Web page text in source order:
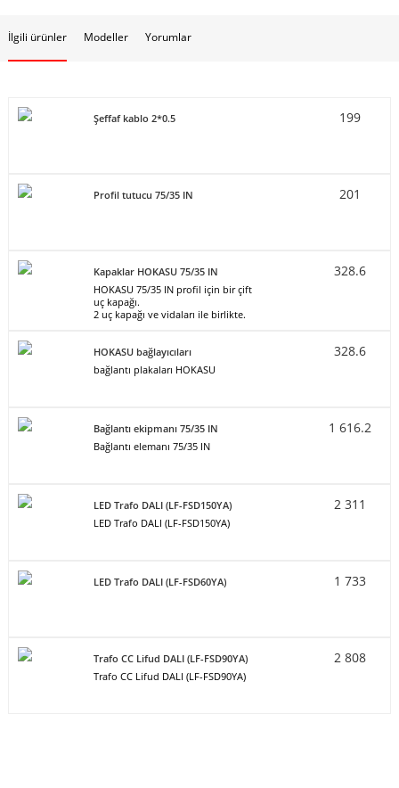
İlgili ürünler Modeller Yorumlar
Şeffaf kablo 2*0.5 199
Profil tutucu 75/35 IN 201
Kapaklar HOKASU 75/35 IN
HOKASU 75/35 IN profil için bir çift
uç kapağı.
2 uç kapağı ve vidaları ile birlikte.
328.6
HOKASU bağlayıcıları
bağlantı plakaları HOKASU
328.6
Bağlantı ekipmanı 75/35 IN
Bağlantı elemanı 75/35 IN
1 616.2
LED Trafo DALI (LF-FSD150YA)
LED Trafo DALI (LF-FSD150YA)
2 311
LED Trafo DALI (LF-FSD60YA) 1 733
Trafo CC Lifud DALI (LF-FSD90YA)
Trafo CC Lifud DALI (LF-FSD90YA)
2 808